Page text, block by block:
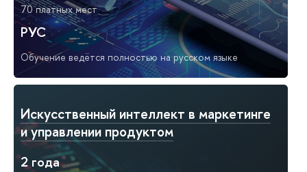
70 платных мест
РУС
Обучение ведётся полностью на русском языке
Искусственный интеллект в маркетинге
и управлении продуктом
2 года